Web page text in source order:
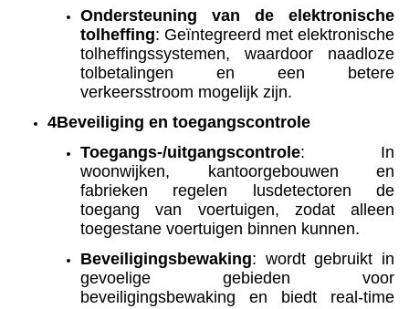
Ondersteuning van de elektronische
tolheffing: Geïntegreerd met elektronische
tolheffingssystemen, waardoor naadloze
tolbetalingen en een betere
verkeersstroom mogelijk zijn.
4Beveiliging en toegangscontrole
Toegangs-/uitgangscontrole: In
woonwijken, kantoorgebouwen en
fabrieken regelen lusdetectoren de
toegang van voertuigen, zodat alleen
toegestane voertuigen binnen kunnen.
Beveiligingsbewaking: wordt gebruikt in
gevoelige gebieden voor
beveiligingsbewaking en biedt real-time